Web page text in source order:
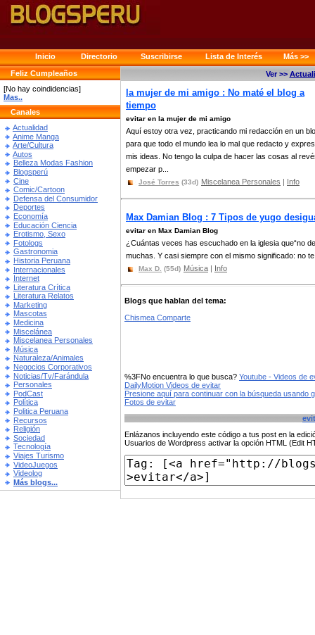
Inicio Directorio Suscribirse Lista de Interés
Más >>
Feliz Cumpleaños
[No hay coindidencias]
Mas..
Canales
Actualidad
Anime Manga
Arte/Cultura
Autos
Belleza Modas Fashion
Blogsperú
Cine
Comic/Cartoon
Defensa del Consumidor
Deportes
Economía
Educación Ciencia
Erotismo, Sexo
Fotologs
Gastronomia
Historia Peruana
Internacionales
Internet
Literatura Crítica
Literatura Relatos
Marketing
Mascotas
Medicina
Miscelánea
Miscelanea Personales
Música
Naturaleza/Animales
Negocios Corporativos
Noticias/Tv/Farándula
Personales
PodCast
Política
Politica Peruana
Recursos
Religión
Sociedad
Tecnología
Viajes Turismo
VideoJuegos
Videolog
Más blogs...
Ver >>
la mujer de mi amigo : No maté el blog a
tiempo
evitar en la mujer de mi amigo
Aquí estoy otra vez, practicando mi redacción en un
para que todo el mundo lea lo mal que redacto y
mis ideas. No tengo la culpa de hacer las cosas al
empezar p...
José Torres (33d) Miscelanea Personales | Info
Max Damian Blog : 7 Tipos de yugo
evitar en Max Damian Blog
¿Cuántas veces has escuchado en la iglesia que“no
muchas. Y casi siempre con el mismo significado: no
Max D. (55d) Música | Info
Blogs que hablan del tema:
Chismea Comparte
%3FNo encuentra lo que busca? Youtube - Videos de
DailyMotion Videos de evitar
Presione aquí para continuar con la búsqueda usando
Fotos de evitar
Enlázanos incluyendo este código a tus post en la
Usuarios de Wordpress activar la opción HTML (Edit